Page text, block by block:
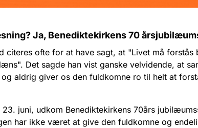
Ja, Benediktekirkens 70
citeres ofte for at have sagt, at "Livet må forstås
Det sagde han vist ganske velvidende, at
aldrig giver os den fuldkomne ro til helt at
23. juni, udkom Benediktekirkens 70års
har ikke været at give den fuldkomne og